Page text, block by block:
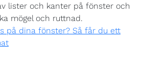
lister och kanter på fönster och
mögel och ruttnad.
på dina fönster? Så får du ett